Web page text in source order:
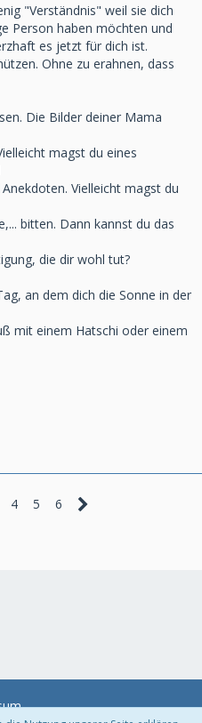
"Verständnis" weil sie dich
Person haben möchten und
es jetzt für dich ist.
Ohne zu erahnen, dass
Die Bilder deiner Mama
magst du eines
Vielleicht magst du
bitten. Dann kannst du das
die dir wohl tut?
an dem dich die Sonne in der
mit einem Hatschi oder einem
4 5 6